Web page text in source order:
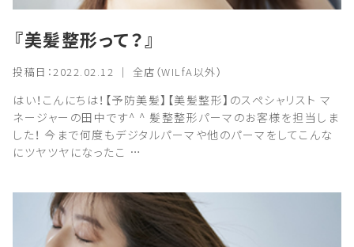
『美髪整形って？』
投稿日：2022.02.12 ｜ 全店（WILfA以外）
はい！こんにちは！【予防美髪】【美髪整形】のスペシャリスト マ
ネージャーの田中です^ ^ 髪整整形パーマのお客様を担当しま
した！ 今まで何度もデジタルパーマや他のパーマをしてこんな
にツヤツヤになったこ …